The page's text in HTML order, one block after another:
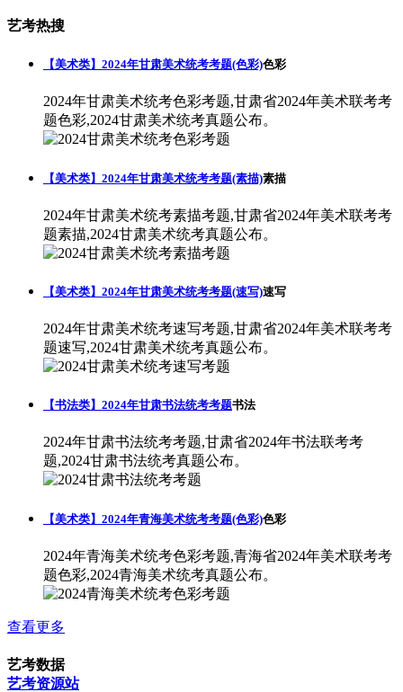
艺考热搜
【美术类】2024年甘肃美术统考考题(色彩)色彩
2024年甘肃美术统考色彩考题,甘肃省2024年美术联考考
题色彩,2024甘肃美术统考真题公布。
【美术类】2024年甘肃美术统考考题(素描)素描
2024年甘肃美术统考素描考题,甘肃省2024年美术联考考
题素描,2024甘肃美术统考真题公布。
【美术类】2024年甘肃美术统考考题(速写)速写
2024年甘肃美术统考速写考题,甘肃省2024年美术联考考
题速写,2024甘肃美术统考真题公布。
【书法类】2024年甘肃书法统考考题书法
2024年甘肃书法统考考题,甘肃省2024年书法联考考
题,2024甘肃书法统考真题公布。
【美术类】2024年青海美术统考考题(色彩)色彩
2024年青海美术统考色彩考题,青海省2024年美术联考考
题色彩,2024青海美术统考真题公布。
查看更多
艺考数据
艺考资源站